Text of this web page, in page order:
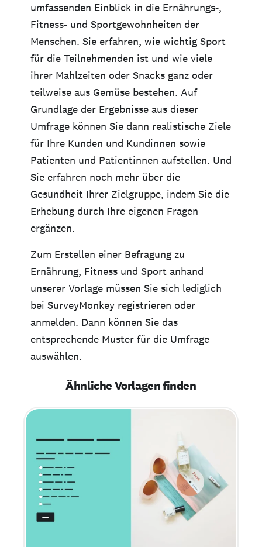
umfassenden Einblick in die Ernährungs-,
Fitness- und Sportgewohnheiten der
Menschen. Sie erfahren, wie wichtig Sport
für die Teilnehmenden ist und wie viele
ihrer Mahlzeiten oder Snacks ganz oder
teilweise aus Gemüse bestehen. Auf
Grundlage der Ergebnisse aus dieser
Umfrage können Sie dann realistische Ziele
für Ihre Kunden und Kundinnen sowie
Patienten und Patientinnen aufstellen. Und
Sie erfahren noch mehr über die
Gesundheit Ihrer Zielgruppe, indem Sie die
Erhebung durch Ihre eigenen Fragen
ergänzen.
Zum Erstellen einer Befragung zu
Ernährung, Fitness und Sport anhand
unserer Vorlage müssen Sie sich lediglich
bei SurveyMonkey registrieren oder
anmelden. Dann können Sie das
entsprechende Muster für die Umfrage
auswählen.
Ähnliche Vorlagen finden